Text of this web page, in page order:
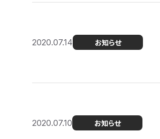
2020.07.14 お知らせ
2020.07.10 お知らせ